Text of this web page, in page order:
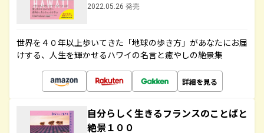
2022.05.26 発売
世界を４０年以上歩いてきた「地球の歩き方」があなたにお届
けする、人生を輝かせるハワイの名言と癒やしの絶景集
詳細を見る
自分らしく生きるフランスのことばと
絶景１００